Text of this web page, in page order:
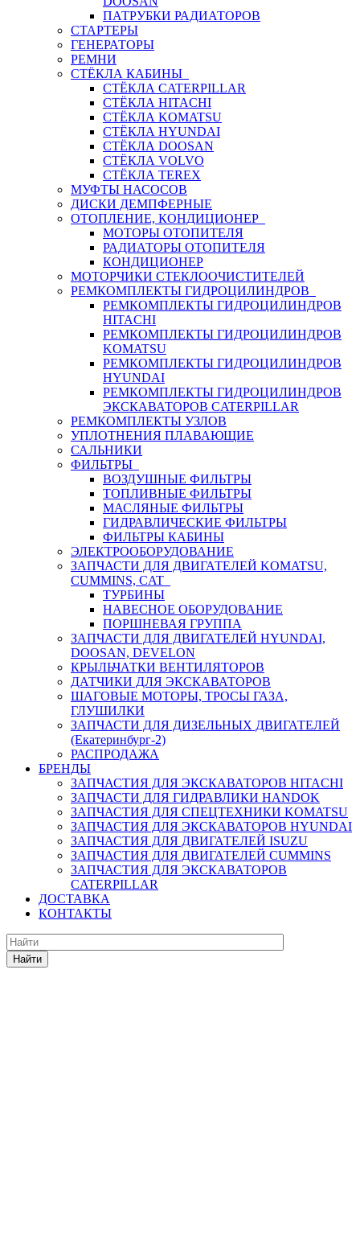
ПАТРУБКИ РАДИАТОРОВ
СТАРТЕРЫ
ГЕНЕРАТОРЫ
РЕМНИ
СТЁКЛА КАБИНЫ
СТЁКЛА CATERPILLAR
СТЁКЛА HITACHI
СТЁКЛА KOMATSU
СТЁКЛА HYUNDAI
СТЁКЛА DOOSAN
СТЁКЛА VOLVO
СТЁКЛА TEREX
МУФТЫ НАСОСОВ
ДИСКИ ДЕМПФЕРНЫЕ
ОТОПЛЕНИЕ, КОНДИЦИОНЕР
МОТОРЫ ОТОПИТЕЛЯ
РАДИАТОРЫ ОТОПИТЕЛЯ
КОНДИЦИОНЕР
МОТОРЧИКИ СТЕКЛООЧИСТИТЕЛЕЙ
РЕМКОМПЛЕКТЫ ГИДРОЦИЛИНДРОВ
РЕМКОМПЛЕКТЫ ГИДРОЦИЛИНДРОВ
HITACHI
РЕМКОМПЛЕКТЫ ГИДРОЦИЛИНДРОВ
KOMATSU
РЕМКОМПЛЕКТЫ ГИДРОЦИЛИНДРОВ
HYUNDAI
РЕМКОМПЛЕКТЫ ГИДРОЦИЛИНДРОВ
ЭКСКАВАТОРОВ CATERPILLAR
РЕМКОМПЛЕКТЫ УЗЛОВ
УПЛОТНЕНИЯ ПЛАВАЮЩИЕ
САЛЬНИКИ
ФИЛЬТРЫ
ВОЗДУШНЫЕ ФИЛЬТРЫ
ТОПЛИВНЫЕ ФИЛЬТРЫ
МАСЛЯНЫЕ ФИЛЬТРЫ
ГИДРАВЛИЧЕСКИЕ ФИЛЬТРЫ
ФИЛЬТРЫ КАБИНЫ
ЭЛЕКТРООБОРУДОВАНИЕ
ЗАПЧАСТИ ДЛЯ ДВИГАТЕЛЕЙ KOMATSU,
CUMMINS, CAT
ТУРБИНЫ
НАВЕСНОЕ ОБОРУДОВАНИЕ
ПОРШНЕВАЯ ГРУППА
ЗАПЧАСТИ ДЛЯ ДВИГАТЕЛЕЙ HYUNDAI,
DOOSAN, DEVELON
КРЫЛЬЧАТКИ ВЕНТИЛЯТОРОВ
ДАТЧИКИ ДЛЯ ЭКСКАВАТОРОВ
ШАГОВЫЕ МОТОРЫ, ТРОСЫ ГАЗА,
ГЛУШИЛКИ
ЗАПЧАСТИ ДЛЯ ДИЗЕЛЬНЫХ ДВИГАТЕЛЕЙ
(Екатеринбург-2)
РАСПРОДАЖА
БРЕНДЫ
ЗАПЧАСТИЯ ДЛЯ ЭКСКАВАТОРОВ HITACHI
ЗАПЧАСТИ ДЛЯ ГИДРАВЛИКИ HANDOK
ЗАПЧАСТИЯ ДЛЯ СПЕЦТЕХНИКИ KOMATSU
ЗАПЧАСТИЯ ДЛЯ ЭКСКАВАТОРОВ HYUNDAI
ЗАПЧАСТИЯ ДЛЯ ДВИГАТЕЛЕЙ ISUZU
ЗАПЧАСТИЯ ДЛЯ ДВИГАТЕЛЕЙ CUMMINS
ЗАПЧАСТИЯ ДЛЯ ЭКСКАВАТОРОВ
CATERPILLAR
ДОСТАВКА
КОНТАКТЫ
Найти